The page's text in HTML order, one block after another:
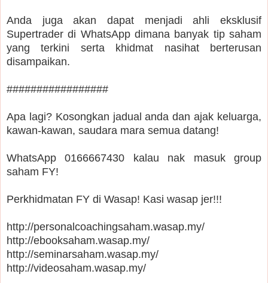
Anda juga akan dapat menjadi ahli eksklusif
Supertrader di WhatsApp dimana banyak tip saham
yang terkini serta khidmat nasihat berterusan
disampaikan.
#################
Apa lagi? Kosongkan jadual anda dan ajak keluarga,
kawan-kawan, saudara mara semua datang!
WhatsApp 0166667430 kalau nak masuk group
saham FY!
Perkhidmatan FY di Wasap! Kasi wasap jer!!!
http://personalcoachingsaham.wasap.my/
http://ebooksaham.wasap.my/
http://seminarsaham.wasap.my/
http://videosaham.wasap.my/